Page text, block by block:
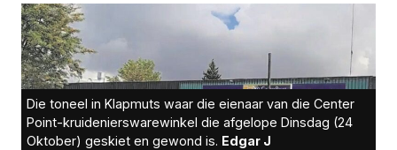
Die toneel in Klapmuts waar die eienaar van die Center
Point-kruidenierswarewinkel die afgelope Dinsdag (24
Oktober) geskiet en gewond is. Edgar J